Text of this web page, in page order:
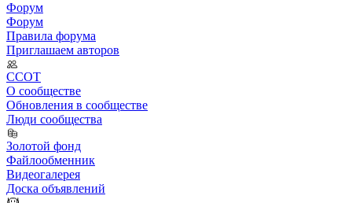
Форум
Форум
Правила форума
Приглашаем авторов
ССОТ
О сообществе
Обновления в сообществе
Люди сообщества
Золотой фонд
Файлообменник
Видеогалерея
Доска объявлений